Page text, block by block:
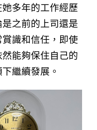
多年的工作經歷
之前的上司還是
識和信任，即使
能夠保住自己的
繼續發展。